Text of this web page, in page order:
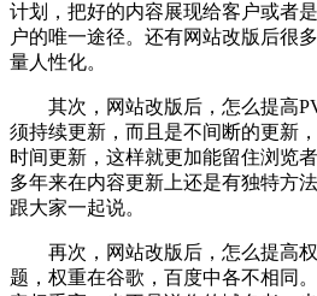
计划，把好的内容展现给客户或者
户的唯一途径。还有网站改版后很
量人性化。
其次，网站改版后，怎么提高
须持续更新，而且是不间断的更新
时间更新，这样就更加能留住浏览
多年来在内容更新上还是有独特方
跟大家一起说。
再次，网站改版后，怎么提高权
题，权重在谷歌，百度中各不相同